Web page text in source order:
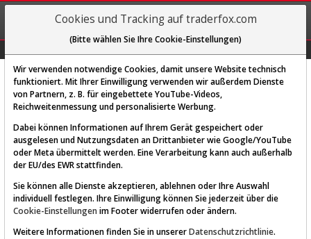
REGIS-
TRIEREN
Diese Funktion ist nur für
AKTIEN-TERMINAL
Cookies und Tracking auf traderfox.com
(Bitte wählen Sie Ihre Cookie-Einstellungen)
Wir verwenden notwendige Cookies, damit unsere Website technisch
funktioniert. Mit Ihrer Einwilligung verwenden wir außerdem Dienste
von Partnern, z. B. für eingebettete YouTube-Videos,
Reichweitenmessung und personalisierte Werbung.
Dabei können Informationen auf Ihrem Gerät gespeichert oder
ausgelesen und Nutzungsdaten an Drittanbieter wie Google/YouTube
oder Meta übermittelt werden. Eine Verarbeitung kann auch außerhalb
der EU/des EWR stattfinden.
Sie können alle Dienste akzeptieren, ablehnen oder Ihre Auswahl
individuell festlegen. Ihre Einwilligung können Sie jederzeit über die
Cookie-Einstellungen im Footer widerrufen oder ändern.
Weitere Informationen finden Sie in unsererDatenschutzrichtlinie.